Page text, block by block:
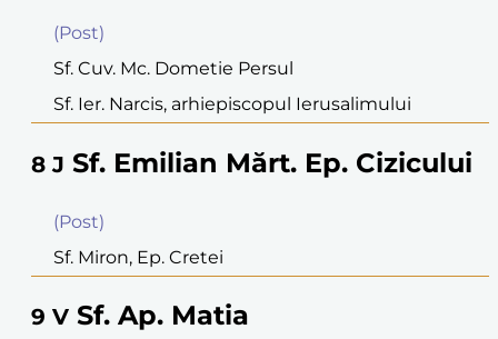
(Post)
Sf. Cuv. Mc. Dometie Persul
Sf. Ier. Narcis, arhiepiscopul Ierusalimului
8 J Sf. Emilian Mărt. Ep. Cizicului
(Post)
Sf. Miron, Ep. Cretei
9 V Sf. Ap. Matia